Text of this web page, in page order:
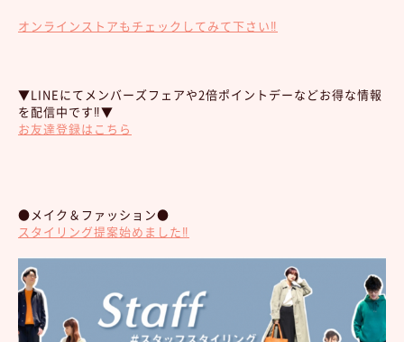
オンラインストアもチェックしてみて下さい‼︎
▼LINEにてメンバーズフェアや2倍ポイントデーなどお得な情報
を配信中です‼︎▼
お友達登録はこちら
●メイク＆ファッション●
スタイリング提案始めました‼︎